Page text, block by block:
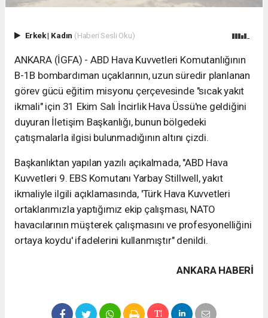
Erkek| Kadın (Haberi Sesli Oku)
ANKARA (İGFA) - ABD Hava Kuvvetleri Komutanlığının
B-1B bombardıman uçaklarının, uzun süredir planlanan
görev gücü eğitim misyonu çerçevesinde "sıcak yakıt
ikmali" için 31 Ekim Salı İncirlik Hava Üssü'ne geldiğini
duyuran İletişim Başkanlığı, bunun bölgedeki
çatışmalarla ilgisi bulunmadığının altını çizdi.
Başkanlıktan yapılan yazılı açıkalmada, "ABD Hava
Kuvvetleri 9. EBS Komutanı Yarbay Stillwell, yakıt
ikmaliyle ilgili açıklamasında, 'Türk Hava Kuvvetleri
ortaklarımızla yaptığımız ekip çalışması, NATO
havacılarının müşterek çalışmasını ve profesyonelliğini
ortaya koydu' ifadelerini kullanmıştır" denildi.
ANKARA HABERİ